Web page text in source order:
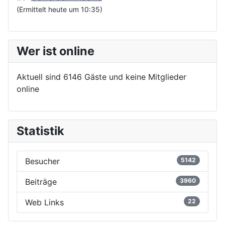
(Ermittelt heute um 10:35)
Wer ist online
Aktuell sind 6146 Gäste und keine Mitglieder
online
Statistik
Besucher 5142
Beiträge 3960
Web Links 22